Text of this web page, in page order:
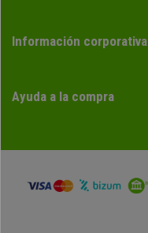
Información corporativa
Ayuda a la compra